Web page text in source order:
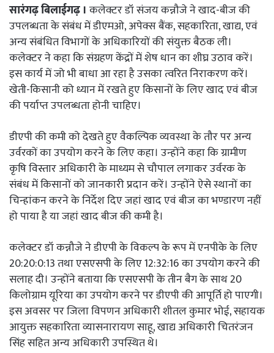
सारंगढ़ बिलाईगढ़ । कलेक्टर डॉ संजय कन्नौजे ने खाद-बीज की
उपलब्धता के संबंध में डीएमओ, अपेक्स बैंक, सहकारिता, खाद्य, एवं
अन्य संबंधित विभागों के अधिकारियों की संयुक्त बैठक ली।
कलेक्टर ने कहा कि संग्रहण केंद्रों में शेष धान का शीघ्र उठाव करें।
इस कार्य में जो भी बाधा आ रहा है उसका त्वरित निराकरण करें।
खेती-किसानी को ध्यान में रखते हुए किसानों के लिए खाद एवं बीज
की पर्याप्त उपलब्धता होनी चाहिए।
डीएपी की कमी को देखते हुए वैकल्पिक व्यवस्था के तौर पर अन्य
उर्वरकों का उपयोग करने के लिए कहा। उन्होंने कहा कि ग्रामीण
कृषि विस्तार अधिकारी के माध्यम से चौपाल लगाकर उर्वरक के
संबंध में किसानों को जानकारी प्रदान करें। उन्होंने ऐसे स्थानों का
चिन्हांकन करने के निर्देश दिए जहां खाद एवं बीज का भण्डारण नहीं
हो पाया है या जहां खाद बीज की कमी है।
कलेक्टर डॉ कन्नौजे ने डीएपी के विकल्प के रूप में एनपीके के लिए
20:20:0:13 तथा एसएसपी के लिए 12:32:16 का उपयोग करने की
सलाह दी। उन्होंने बताया कि एसएसपी के तीन बैग के साथ 20
किलोग्राम यूरिया का उपयोग करने पर डीएपी की आपूर्ति हो पाएगी।
इस अवसर पर जिला विपणन अधिकारी शीतल कुमार भोई, सहायक
आयुक्त सहकारिता व्यासनारायण साहू, खाद्य अधिकारी चितरंजन
सिंह सहित अन्य अधिकारी उपस्थित थे।